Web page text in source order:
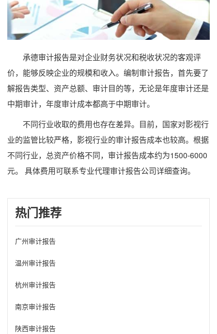
承德审计报告是对企业财务状况和税收状况的客观评
价，能够反映企业的规模和收入。编制审计报告，首先要了
解报告类型、资产总额、审计目的等，无论是年度审计还是
中期审计，年度审计成本都高于中期审计。
不同行业收取的费用也存在差异。目前，国家对影视行
业的监管比较严格，影视行业的审计报告成本也较高。根据
不同行业，总资产价格不同，审计报告成本约为1500-6000
元。 具体费用可联系专业代理审计报告公司详细查询。
热门推荐
广州审计报告
温州审计报告
杭州审计报告
南京审计报告
陕西审计报告